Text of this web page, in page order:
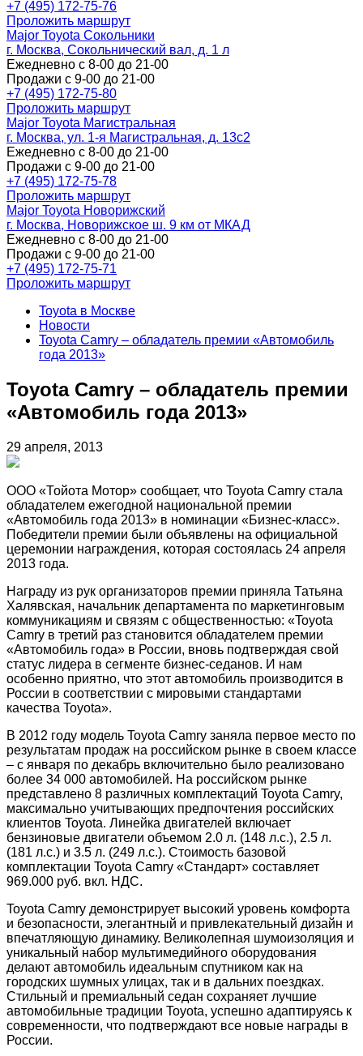
+7 (495) 172-75-76
Проложить маршрут
Major Toyota Сокольники
г. Москва, Сокольнический вал, д. 1 л
Ежедневно с 8-00 до 21-00
Продажи с 9-00 до 21-00
+7 (495) 172-75-80
Проложить маршрут
Major Toyota Магистральная
г. Москва, ул. 1-я Магистральная, д. 13с2
Ежедневно с 8-00 до 21-00
Продажи с 9-00 до 21-00
+7 (495) 172-75-78
Проложить маршрут
Major Toyota Новорижский
г. Москва, Новорижское ш. 9 км от МКАД
Ежедневно с 8-00 до 21-00
Продажи с 9-00 до 21-00
+7 (495) 172-75-71
Проложить маршрут
Toyota в Москве
Новости
Toyota Camry – обладатель премии «Автомобиль
года 2013»
Toyota Camry – обладатель премии
«Автомобиль года 2013»
29 апреля, 2013
ООО «Тойота Мотор» сообщает, что Toyota Camry стала
обладателем ежегодной национальной премии
«Автомобиль года 2013» в номинации «Бизнес-класс».
Победители премии были объявлены на официальной
церемонии награждения, которая состоялась 24 апреля
2013 года.
Награду из рук организаторов премии приняла Татьяна
Халявская, начальник департамента по маркетинговым
коммуникациям и связям с общественностью: «Toyota
Camry в третий раз становится обладателем премии
«Автомобиль года» в России, вновь подтверждая свой
статус лидера в сегменте бизнес-седанов. И нам
особенно приятно, что этот автомобиль производится в
России в соответствии с мировыми стандартами
качества Toyota».
В 2012 году модель Toyota Camry заняла первое место по
результатам продаж на российском рынке в своем классе
– с января по декабрь включительно было реализовано
более 34 000 автомобилей. На российском рынке
представлено 8 различных комплектаций Toyota Camry,
максимально учитывающих предпочтения российских
клиентов Toyota. Линейка двигателей включает
бензиновые двигатели объемом 2.0 л. (148 л.с.), 2.5 л.
(181 л.с.) и 3.5 л. (249 л.с.). Стоимость базовой
комплектации Toyota Camry «Стандарт» составляет
969.000 руб. вкл. НДС.
Toyota Camry демонстрирует высокий уровень комфорта
и безопасности, элегантный и привлекательный дизайн и
впечатляющую динамику. Великолепная шумоизоляция и
уникальный набор мультимедийного оборудования
делают автомобиль идеальным спутником как на
городских шумных улицах, так и в дальних поездках.
Стильный и премиальный седан сохраняет лучшие
автомобильные традиции Toyota, успешно адаптируясь к
современности, что подтверждают все новые награды в
России.